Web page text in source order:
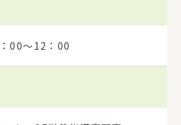
：00～12：00